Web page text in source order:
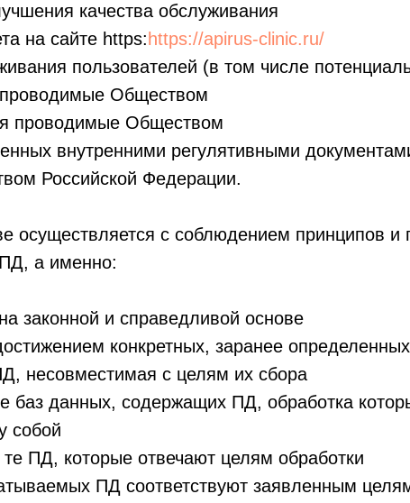
качества обслуживания
на сайте https: https://apirus-clinic.ru/
пользователей (в том числе
проводимые Обществом
проводимые Обществом
внутренними регулятивными
Российской Федерации.
осуществляется с соблюдением принципов и
а именно:
законной и справедливой основе
конкретных, заранее
несовместимая с целям их сбора
баз данных, содержащих ПД, обработка
собой
ПД, которые отвечают целям обработки
ПД соответствуют заявленным